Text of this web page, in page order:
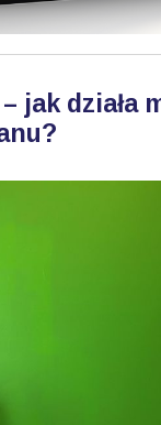
jak działa